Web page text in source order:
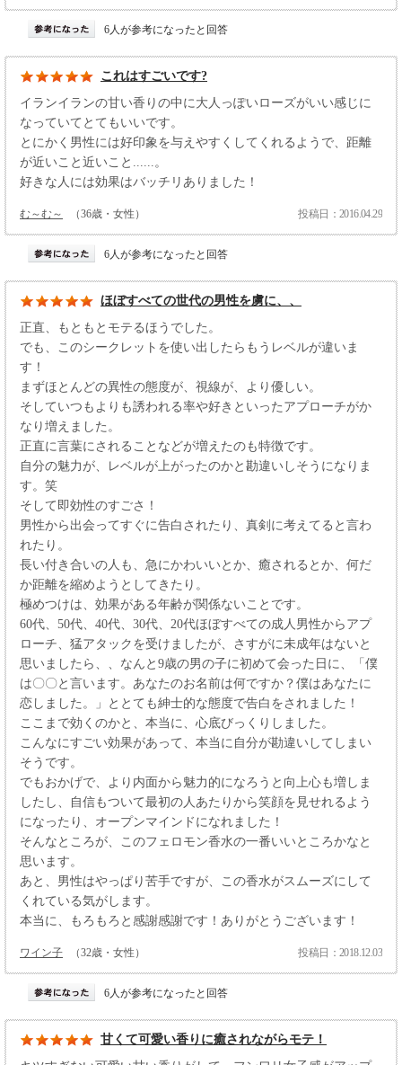
6人が参考になったと回答
これはすごいです?
イランイランの甘い香りの中に大人っぽいローズがいい感じに
なっていてとてもいいです。
とにかく男性には好印象を与えやすくしてくれるようで、距離
が近いこと近いこと......。
好きな人には効果はバッチリありました！
む～む～ （36歳・女性） 投稿日：2016.04.29
6人が参考になったと回答
ほぼすべての世代の男性を虜に、、
正直、もともとモテるほうでした。
でも、このシークレットを使い出したらもうレベルが違いま
す！
まずほとんどの異性の態度が、視線が、より優しい。
そしていつもよりも誘われる率や好きといったアプローチがか
なり増えました。
正直に言葉にされることなどが増えたのも特徴です。
自分の魅力が、レベルが上がったのかと勘違いしそうになりま
す。笑
そして即効性のすごさ！
男性から出会ってすぐに告白されたり、真剣に考えてると言わ
れたり。
長い付き合いの人も、急にかわいいとか、癒されるとか、何だ
か距離を縮めようとしてきたり。
極めつけは、効果がある年齢が関係ないことです。
60代、50代、40代、30代、20代ほぼすべての成人男性からアプ
ローチ、猛アタックを受けましたが、さすがに未成年はないと
思いましたら、、なんと9歳の男の子に初めて会った日に、「僕
は〇〇と言います。あなたのお名前は何ですか？僕はあなたに
恋しました。」ととても紳士的な態度で告白をされました！
ここまで効くのかと、本当に、心底びっくりしました。
こんなにすごい効果があって、本当に自分が勘違いしてしまい
そうです。
でもおかげで、より内面から魅力的になろうと向上心も増しま
したし、自信もついて最初の人あたりから笑顔を見せれるよう
になったり、オープンマインドになれました！
そんなところが、このフェロモン香水の一番いいところかなと
思います。
あと、男性はやっぱり苦手ですが、この香水がスムーズにして
くれている気がします。
本当に、もろもろと感謝感謝です！ありがとうございます！
ワイン子 （32歳・女性） 投稿日：2018.12.03
6人が参考になったと回答
甘くて可愛い香りに癒されながらモテ！